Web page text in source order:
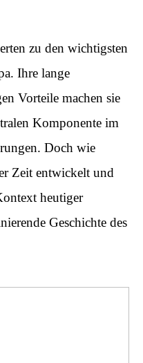
zu den wichtigsten
Ihre lange
Vorteile machen sie
Komponente im
Doch wie
Zeit entwickelt und
heutiger
Geschichte des